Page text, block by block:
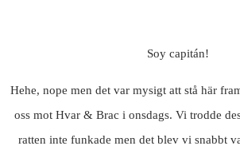
Soy capitán!
Hehe, nope men det var mysigt att stå här
oss mot Hvar & Brac i onsdags. Vi trodde
ratten inte funkade men det blev vi snabbt